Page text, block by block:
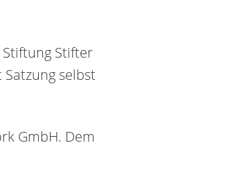
Stifter
selbst
GmbH. Dem